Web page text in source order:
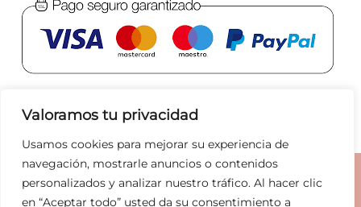
Valoramos tu privacidad
Usamos cookies para mejorar su experiencia de
navegación, mostrarle anuncios o contenidos
personalizados y analizar nuestro tráfico. Al hacer clic
en “Aceptar todo” usted da su consentimiento a
Aviso legal | Política de privacidad |Política de Cookies
Condiciones de compra
Tratamiento de datos